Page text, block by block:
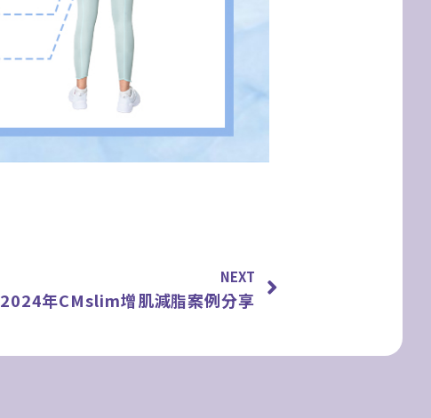
NEXT
2024年CMslim增肌減脂案例分享